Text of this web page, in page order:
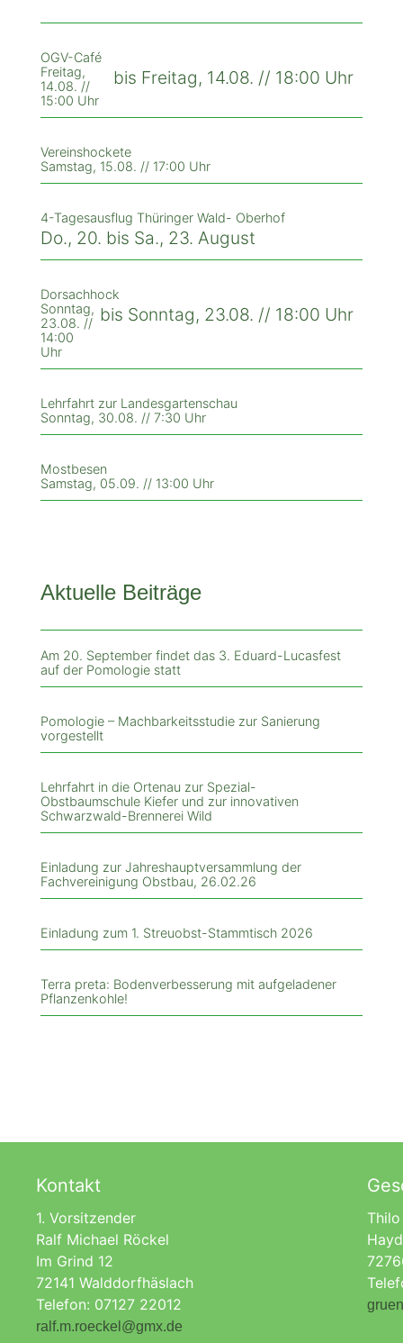
OGV-Café
Freitag,
14.08. //
15:00 Uhr
bis Freitag, 14.08. // 18:00 Uhr
Vereinshockete
Samstag, 15.08. // 17:00 Uhr
4-Tagesausflug Thüringer Wald- Oberhof
Do., 20. bis Sa., 23. August
Dorsachhock
Sonntag,
23.08. //
14:00
Uhr
bis Sonntag, 23.08. // 18:00 Uhr
Lehrfahrt zur Landesgartenschau
Sonntag, 30.08. // 7:30 Uhr
Mostbesen
Samstag, 05.09. // 13:00 Uhr
Aktuelle Beiträge
Am 20. September findet das 3. Eduard-Lucasfest
auf der Pomologie statt
Pomologie – Machbarkeitsstudie zur Sanierung
vorgestellt
Lehrfahrt in die Ortenau zur Spezial-
Obstbaumschule Kiefer und zur innovativen
Schwarzwald-Brennerei Wild
Einladung zur Jahreshauptversammlung der
Fachvereinigung Obstbau, 26.02.26
Einladung zum 1. Streuobst-Stammtisch 2026
Terra preta: Bodenverbesserung mit aufgeladener
Pflanzenkohle!
Kontakt
1. Vorsitzender
Ralf Michael Röckel
Im Grind 12
72141 Walddorfhäslach
Telefon: 07127 22012
ralf.m.roeckel@gmx.de